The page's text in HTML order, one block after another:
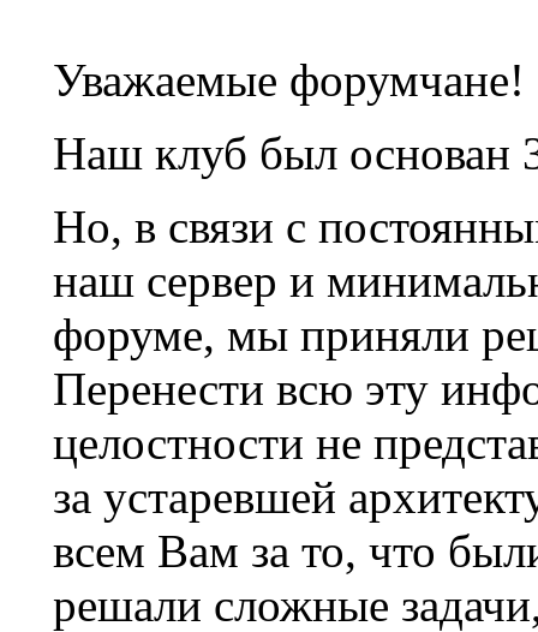
Уважаемые форумчане!
Наш клуб был основан
Но, в связи с
наш сервер и
форуме, мы приняли
Перенести всю эту
целостности не
за устаревшей
всем Вам за то, что
решали сложные